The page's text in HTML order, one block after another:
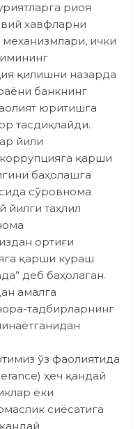
риоя
хавфларни
ички
қилишни назарда
банкнинг
юритишга
тасдиқлайди.
йили
қарши
баҳолашга
сўровнома
йилги таҳлил
ортиғи
қарши кураш
деб баҳолаган.
амалга
тадбирларнинг
ўз фаолиятида
ҳеч қандай
ёки
сиёсатига